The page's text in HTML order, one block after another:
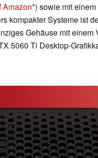
Amazon ) sowie mit
kompakter Systeme ist
Gehäuse mit einem
5060 Ti Desktop-